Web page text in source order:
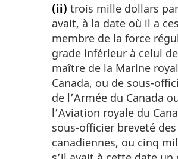
(ii) trois mille dollars par
avait, à la date où il a
membre de la force
grade inférieur à celui
maître de la Marine
Canada, ou de sous-
de l’Armée du Canada
l’Aviation royale du
sous-officier breveté des
canadiennes, ou cinq